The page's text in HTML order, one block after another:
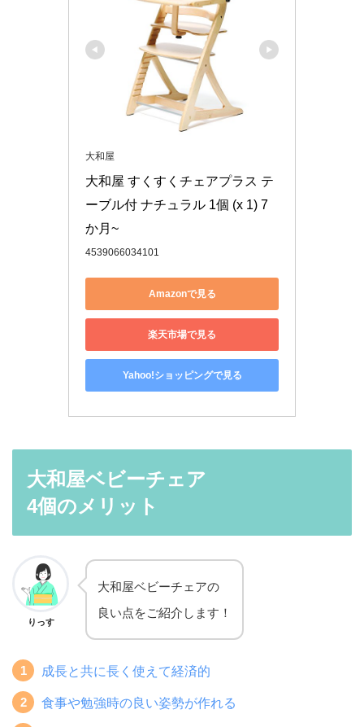
大和屋
大和屋 すくすくチェアプラス テ
ーブル付 ナチュラル 1個 (x 1) 7
か月~
4539066034101
Amazonで見る
楽天市場で見る
Yahoo!ショッピングで見る
大和屋ベビーチェア
4個のメリット
りっす
大和屋ベビーチェアの
良い点をご紹介します！
成長と共に長く使えて経済的
食事や勉強時の良い姿勢が作れる